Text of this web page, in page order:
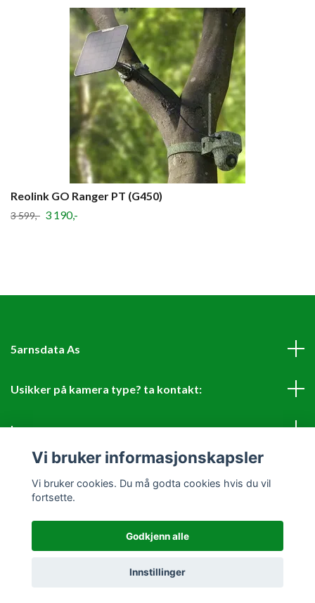
Reolink GO Ranger PT (G450)
3 599,- 3 190,-
5arnsdata As
Usikker på kamera type? ta kontakt:
Les mer
© 2026 Landbrukskamera solide og IP sertifiserte kamera
Vi bruker informasjonskapsler
Vi bruker cookies. Du må godta cookies hvis du vil
fortsette.
Godkjenn alle
Innstillinger